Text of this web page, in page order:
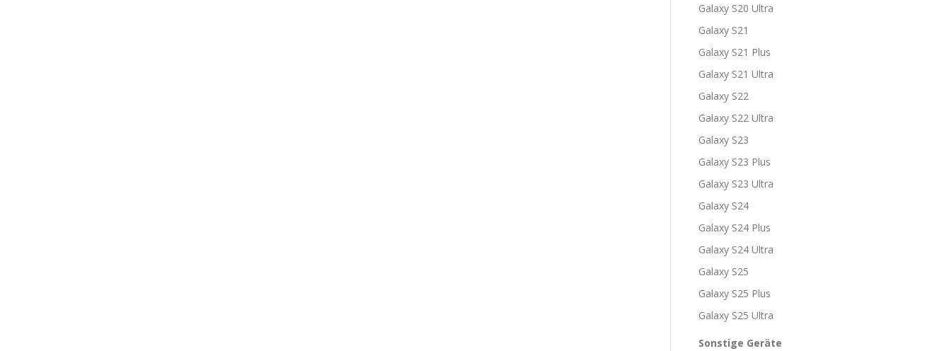
Galaxy S20 Ultra
Galaxy S21
Galaxy S21 Plus
Galaxy S21 Ultra
Galaxy S22
Galaxy S22 Ultra
Galaxy S23
Galaxy S23 Plus
Galaxy S23 Ultra
Galaxy S24
Galaxy S24 Plus
Galaxy S24 Ultra
Galaxy S25
Galaxy S25 Plus
Galaxy S25 Ultra
Sonstige Geräte